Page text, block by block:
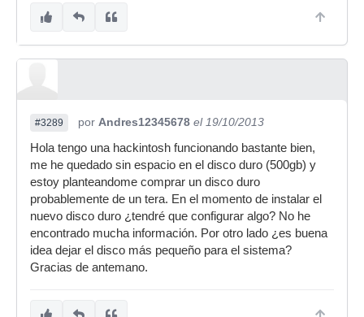
#3289 por Andres12345678 el 19/10/2013
Hola tengo una hackintosh funcionando bastante bien,
me he quedado sin espacio en el disco duro (500gb) y
estoy planteandome comprar un disco duro
probablemente de un tera. En el momento de instalar el
nuevo disco duro ¿tendré que configurar algo? No he
encontrado mucha información. Por otro lado ¿es buena
idea dejar el disco más pequeño para el sistema?
Gracias de antemano.